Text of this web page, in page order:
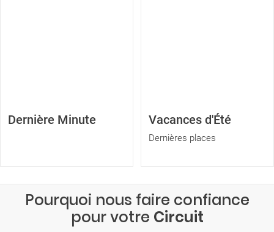
Dernière Minute Vacances d'Été
Dernières places
Pourquoi nous faire confiance
pour votre Circuit